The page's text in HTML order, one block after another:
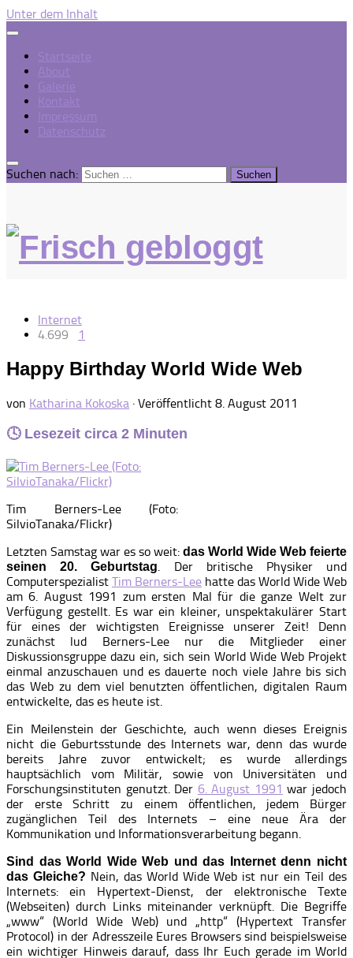
Unter dem Inhalt
Startseite
About
Galerie
Kontakt
Impressum
Datenschutz
Suchen nach:
Internet
4.699
1
Happy Birthday World Wide Web
von Katharina Kokoska · Veröffentlicht 8. August 2011
🕓 Lesezeit circa 2 Minuten
Tim Berners-Lee (Foto:
SilvioTanaka/Flickr)
Letzten Samstag war es so weit: das World Wide Web feierte
seinen 20. Geburtstag. Der britische Physiker und
Computerspezialist Tim Berners-Lee hatte das World Wide Web
am 6. August 1991 zum ersten Mal für die ganze Welt zur
Verfügung gestellt. Es war ein kleiner, unspektakulärer Start
für eines der wichtigsten Ereignisse unserer Zeit! Denn
zunächst lud Berners-Lee nur die Mitglieder einer
Diskussionsgruppe dazu ein, sich sein World Wide Web Projekt
einmal anzuschauen und es dauerte noch viele Jahre bis sich
das Web zu dem viel benutzten öffentlichen, digitalen Raum
entwickelte, das es heute ist.
Ein Meilenstein der Geschichte, auch wenn dieses Ereignis
nicht die Geburtsstunde des Internets war, denn das wurde
bereits Jahre zuvor entwickelt; es wurde allerdings
hauptsächlich vom Militär, sowie von Universitäten und
Forschungsinstituten genutzt. Der 6. August 1991 war jedoch
der erste Schritt zu einem öffentlichen, jedem Bürger
zugänglichen Teil des Internets – eine neue Ära der
Kommunikation und Informationsverarbeitung begann.
Sind das World Wide Web und das Internet denn nicht
das Gleiche? Nein, das World Wide Web ist nur ein Teil des
Internets: ein Hypertext-Dienst, der elektronische Texte
(Webseiten) durch Links miteinander verknüpft. Die Begriffe
„www“ (World Wide Web) und „http“ (Hypertext Transfer
Protocol) in der Adresszeile Eures Browsers sind beispielsweise
ein wichtiger Hinweis darauf, dass Ihr Euch gerade im World